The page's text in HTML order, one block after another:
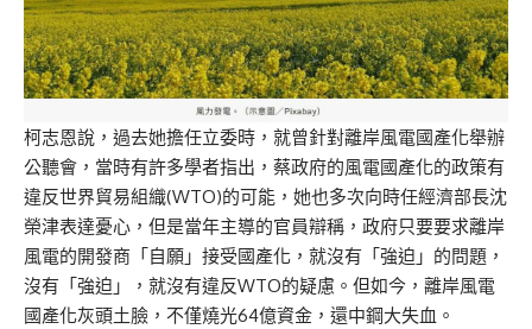
柯志恩說，過去她擔任立委時，就曾針對離岸風電國產化舉辦
公聽會，當時有許多學者指出，蔡政府的風電國產化的政策有
違反世界貿易組織(WTO)的可能，她也多次向時任經濟部長沈
榮津表達憂心，但是當年主導的官員辯稱，政府只要要求離岸
風電的開發商「自願」接受國產化，就沒有「強迫」的問題，
沒有「強迫」，就沒有違反WTO的疑慮。但如今，離岸風電
國產化灰頭土臉，不僅燒光64億資金，還中鋼大失血。